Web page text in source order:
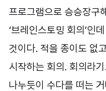
프로그램으로 승승장구
‘브레인스토밍 회의’인
것이다. 적을 종이도 없
시작하는 회의. 회의라
나누듯이 수다를 떠는